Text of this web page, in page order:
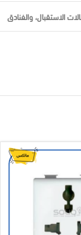
الاستقبال، والفنادق